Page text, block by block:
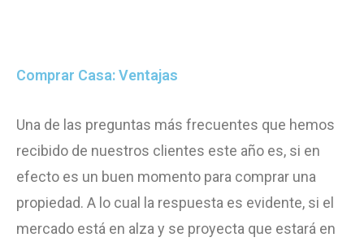
Comprar Casa: Ventajas
Una de las preguntas más frecuentes que hemos
recibido de nuestros clientes este año es, si en
efecto es un buen momento para comprar una
propiedad. A lo cual la respuesta es evidente, si el
mercado está en alza y se proyecta que estará en